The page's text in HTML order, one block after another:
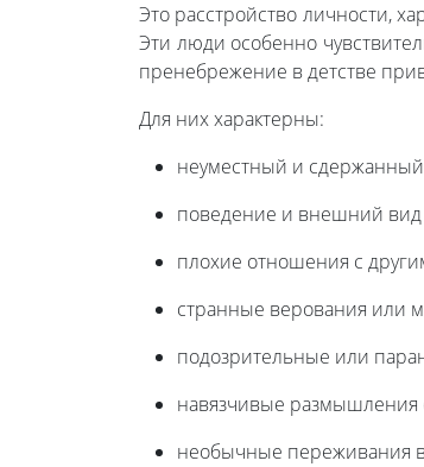
Это расстройство личности,
Эти люди особенно
пренебрежение в детстве
Для них характерны:
неуместный и сдержанный
поведение и внешний
плохие отношения с
странные верования или
подозрительные или
навязчивые размышления
необычные переживания